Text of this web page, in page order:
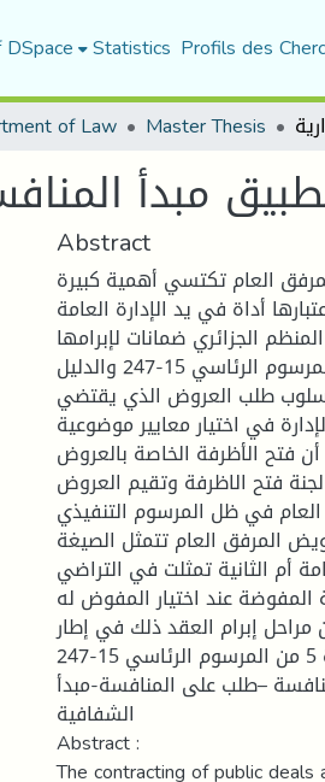
Statistics Profils des
of Law Master Thesis
مبدأ
Abstract
العام تكتسي أهمية كبيرة
أداة في يد الإدارة العامة
الجزائري ضمانات لإبرامها .
فمبدأ شفافية الصفقة العمومية مكرس في المرسوم الرئاسي 15-247 والدليل
طلب العروض الذي يقتضي
في اختيار معايير موضوعية
فتح الأظرفة الخاصة بالعروض
فتح الاظرفة وتقيم العروض.
في ظل المرسوم التنفيذي
المرفق العام تتمثل الصيغة
أم الثانية تمثلت في التراضي
المفوضة عند اختيار المفوض له
مراحل إبرام العقد ذلك في إطار
احترام المبادئ المنصوص عليها في المادة 5 من المرسوم الرئاسي 15-247.
–طلب على المنافسة-مبدأ
الشفافية
Abstract :
The contracting of public